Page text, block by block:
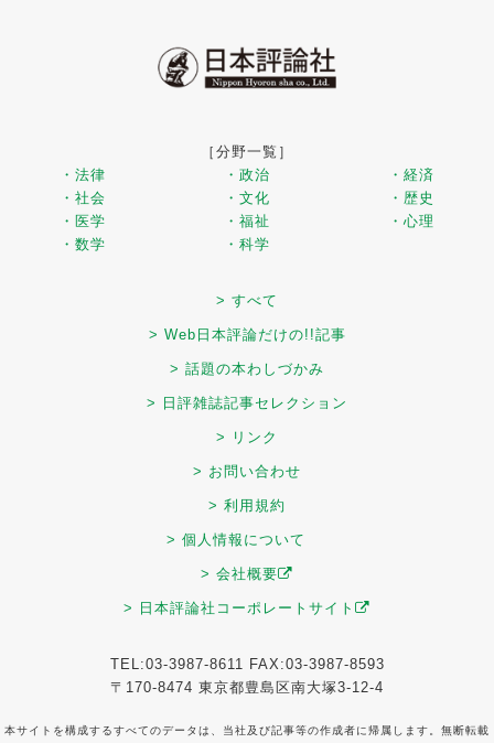
［分野一覧］
・法律
・政治
・経済
・社会
・文化
・歴史
・医学
・福祉
・心理
・数学
・科学
> すべて
> Web日本評論だけの!!記事
> 話題の本わしづかみ
> 日評雑誌記事セレクション
> リンク
> お問い合わせ
> 利用規約
> 個人情報について
> 会社概要
> 日本評論社コーポレートサイト
TEL:03-3987-8611 FAX:03-3987-8593
〒170-8474 東京都豊島区南大塚3-12-4
本サイトを構成するすべてのデータは、当社及び記事等の作成者に帰属します。無断転載